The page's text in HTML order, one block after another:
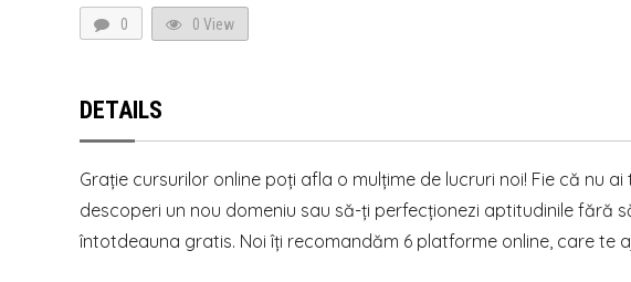
0 0 View
DETAILS
Grație cursurilor online poți afla o mulțime de lucruri noi! Fie că nu
descoperi un nou domeniu sau să-ți perfecționezi aptitudinile fără
întotdeauna gratis. Noi îți recomandăm 6 platforme online, care te